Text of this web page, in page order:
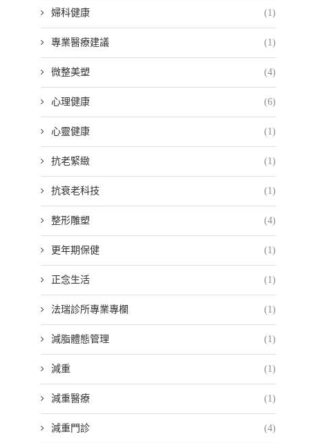
婦科健康 (1)
專業醫療建議 (1)
微整美塑 (4)
心理健康 (6)
心靈健康 (1)
抗老緊緻 (1)
抗衰老科技 (1)
整形雕塑 (4)
更年期保健 (1)
正念生活 (1)
法瑞診所專業專欄 (1)
減脂體態管理 (1)
減重 (1)
減重醫療 (1)
減重門診 (4)